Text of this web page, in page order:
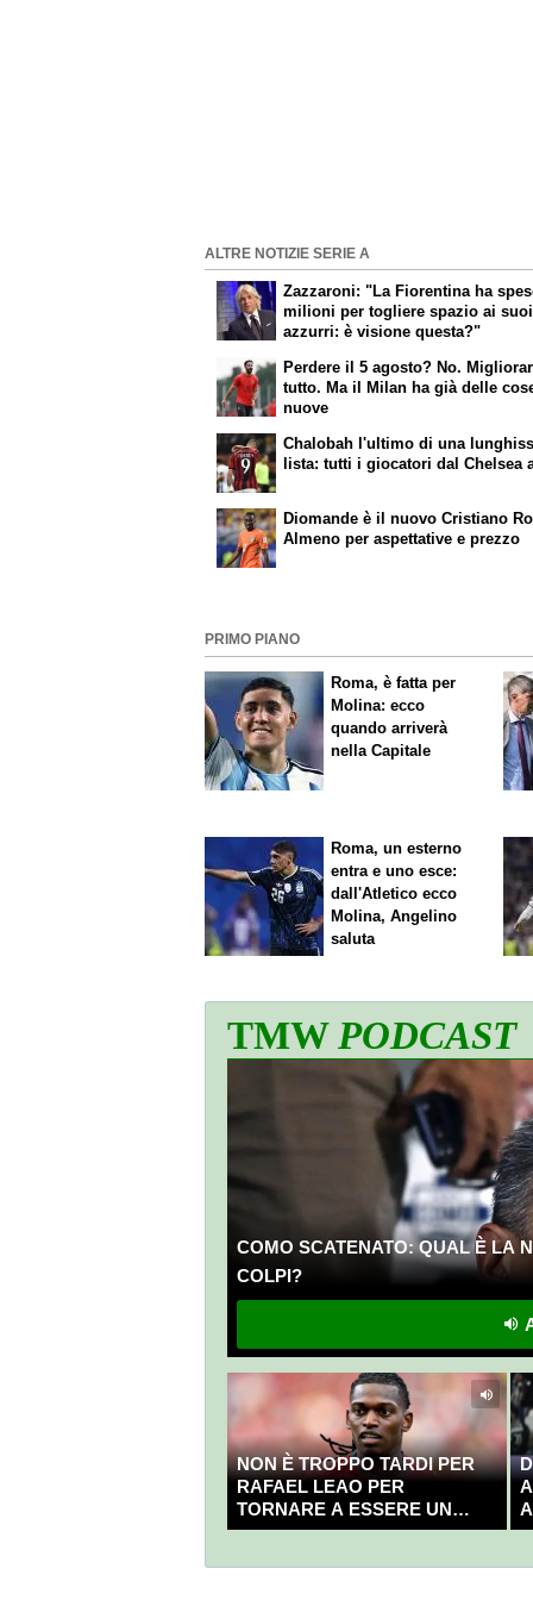
ALTRE NOTIZIE SERIE A
Zazzaroni: "La Fiorentina ha
milioni per togliere spazio ai suoi
azzurri: è visione questa?"
Perdere il 5 agosto? No.
tutto. Ma il Milan ha già delle
nuove
Chalobah l'ultimo di una
lista: tutti i giocatori dal Chelsea
Diomande è il nuovo Cristiano
Almeno per aspettative e prezzo
PRIMO PIANO
Roma, è fatta per
Molina: ecco
quando arriverà
nella Capitale
Roma, un esterno
entra e uno esce:
dall'Atletico ecco
Molina, Angelino
saluta
TMWPODCAST
COMO SCATENATO: QUAL È LA
COLPI?
NON È TROPPO TARDI PER
RAFAEL LEAO PER
TORNARE A ESSERE UN
CAMPIONE